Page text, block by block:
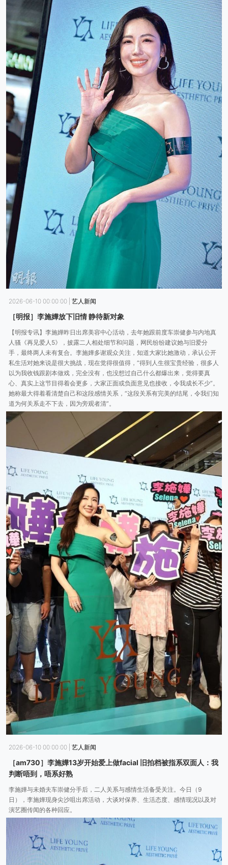
2026-06-10 00:00:00 艺人新闻
［明报］李施嬅放下旧情 静待新对象
【明报专讯】李施嬅昨日出席美容中心活动，去年她跟前度车崇健参与内地真
人骚《再见爱人5》，披露二人相处细节和问题，网民纷纷建议她与旧爱分
手，最终两人未有复合。李施嬅多谢观众关注，知道大家比她激动，承认公开
私生活对她来说是很大挑战，现在觉得很值得，“得到人生很宝贵经验，很多人
以为我收钱跟剧本做戏，完全没有，也没想过自己什么都爆出来，觉得要真
心、真实上这节目得着会更多，大家正面或负面意见也接收，令我成长不少”。
她称最大得着看清楚自己和这段感情关系，“这段关系有完美的结尾，令我们知
道为何关系走不下去，因为旁观者清”。
2026-06-10 00:00:00 艺人新闻
［am730］李施嬅13岁开始爱上做facial 旧拍档被指系双面人：我
判断唔到，唔系好熟
李施嬅与未婚夫车崇健分手后，二人关系与感情生活备受关注。今日（9
日），李施嬅现身尖沙咀出席活动，大谈对保养、生活态度、感情现况以及对
演艺圈传闻的各种回应。